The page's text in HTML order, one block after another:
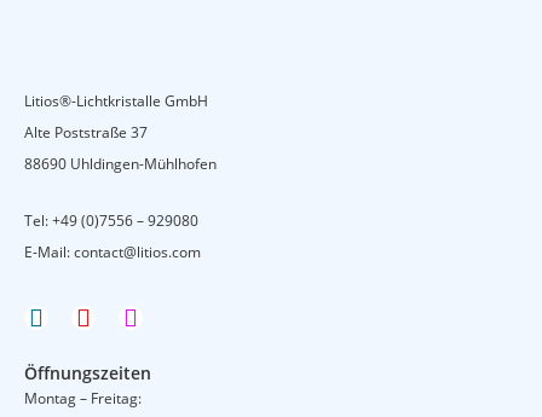
Litios®-Lichtkristalle GmbH
Alte Poststraße 37
88690 Uhldingen-Mühlhofen
Tel:+49 (0)7556 – 929080
E-Mail:contact@litios.com
Öffnungszeiten
Montag – Freitag: